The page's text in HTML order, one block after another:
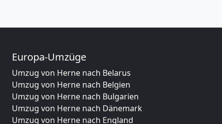
Europa-Umzüge
Umzug von Herne nach Belarus
Umzug von Herne nach Belgien
Umzug von Herne nach Bulgarien
Umzug von Herne nach Dänemark
Umzug von Herne nach England